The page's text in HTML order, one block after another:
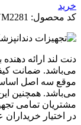
خرید
کد محصول:
دنت لند ارائه
می‌باشد. ضمانت
موقع سه اصل
می‌باشد. همچنین
مشتریان تمامی
در اختیار